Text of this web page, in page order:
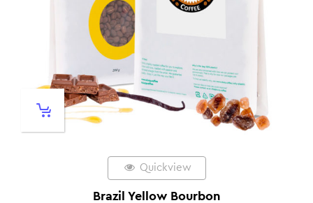
Quickview
Brazil Yellow Bourbon